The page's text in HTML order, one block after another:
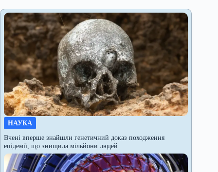
НАУКА
Вчені вперше знайшли генетичний доказ походження
епідемії, що знищила мільйони людей